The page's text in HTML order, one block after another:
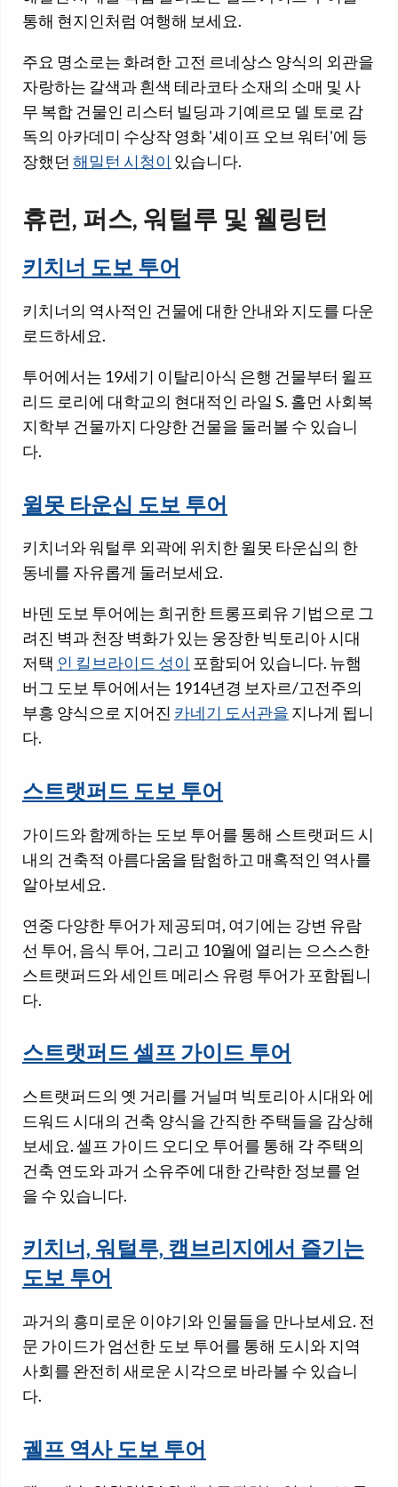
통해 현지인처럼 여행해 보세요.
주요 명소로는 화려한 고전 르네상스 양식의 외관을
자랑하는 갈색과 흰색 테라코타 소재의 소매 및 사
무 복합 건물인 리스터 빌딩과 기예르모 델 토로 감
독의 아카데미 수상작 영화 '셰이프 오브 워터'에 등
장했던 해밀턴 시청이 있습니다.
휴런, 퍼스, 워털루 및 웰링턴
키치너 도보 투어
키치너의 역사적인 건물에 대한 안내와 지도를 다운
로드하세요.
투어에서는 19세기 이탈리아식 은행 건물부터 윌프
리드 로리에 대학교의 현대적인 라일 S. 홀먼 사회복
지학부 건물까지 다양한 건물을 둘러볼 수 있습니
다.
윌못 타운십 도보 투어
키치너와 워털루 외곽에 위치한 윌못 타운십의 한
동네를 자유롭게 둘러보세요.
바덴 도보 투어에는 희귀한 트롱프뢰유 기법으로 그
려진 벽과 천장 벽화가 있는 웅장한 빅토리아 시대
저택 인 킬브라이드 성이 포함되어 있습니다. 뉴햄
버그 도보 투어에서는 1914년경 보자르/고전주의
부흥 양식으로 지어진 카네기 도서관을 지나게 됩니
다.
스트랫퍼드 도보 투어
가이드와 함께하는 도보 투어를 통해 스트랫퍼드 시
내의 건축적 아름다움을 탐험하고 매혹적인 역사를
알아보세요.
연중 다양한 투어가 제공되며, 여기에는 강변 유람
선 투어, 음식 투어, 그리고 10월에 열리는 으스스한
스트랫퍼드와 세인트 메리스 유령 투어가 포함됩니
다.
스트랫퍼드 셀프 가이드 투어
스트랫퍼드의 옛 거리를 거닐며 빅토리아 시대와 에
드워드 시대의 건축 양식을 간직한 주택들을 감상해
보세요. 셀프 가이드 오디오 투어를 통해 각 주택의
건축 연도와 과거 소유주에 대한 간략한 정보를 얻
을 수 있습니다.
키치너, 워털루, 캠브리지에서 즐기는
도보 투어
과거의 흥미로운 이야기와 인물들을 만나보세요. 전
문 가이드가 엄선한 도보 투어를 통해 도시와 지역
사회를 완전히 새로운 시각으로 바라볼 수 있습니
다.
궬프 역사 도보 투어